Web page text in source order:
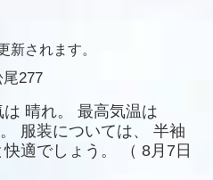
新されます。
277
は 晴れ。
最高気温は
服装については、
半袖
適でしょう。
（ 8月7日